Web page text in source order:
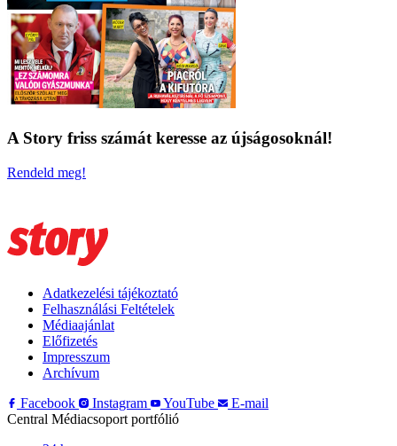
A Story friss számát keresse az újságosoknál!
Rendeld meg!
Adatkezelési tájékoztató
Felhasználási Feltételek
Médiaajánlat
Előfizetés
Impresszum
Archívum
Facebook
Instagram YouTube
E-mail
Central Médiacsoport portfólió